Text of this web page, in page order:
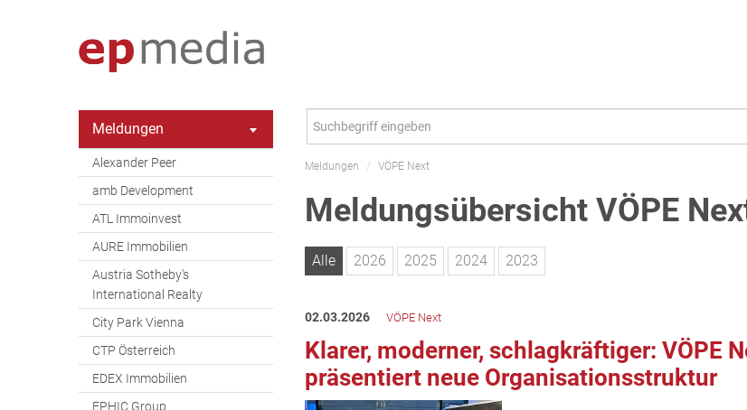
Meldungen
Alexander Peer
amb Development
ATL Immoinvest
AURE Immobilien
Austria Sotheby's
International Realty
City Park Vienna
CTP Österreich
EDEX Immobilien
EPHIC Group
Meldungen / VÖPE Next
Meldungsübersicht VÖPE
Alle 2026 2025 2024 2023
02.03.2026 VÖPE Next
Klarer, moderner, schlagkräftiger: VÖPE
präsentiert neue Organisationsstruktur